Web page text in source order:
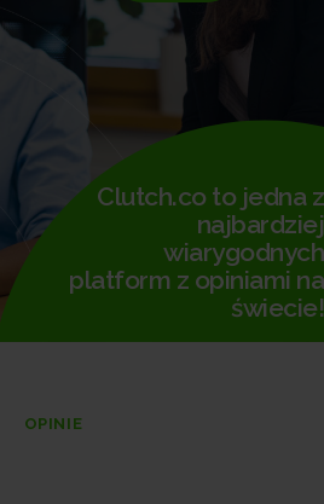
Clutch.co to jedna z
najbardziej
wiarygodnych
platform z opiniami na
świecie!
OPINIE